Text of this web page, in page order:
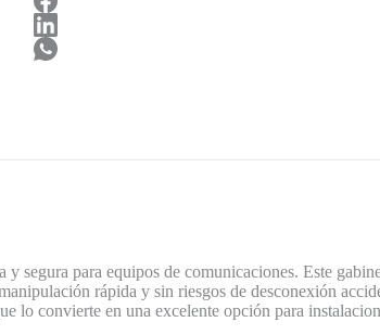
segura para equipos de comunicaciones. Este
rápida y sin riesgos de desconexión
lo convierte en una excelente opción para